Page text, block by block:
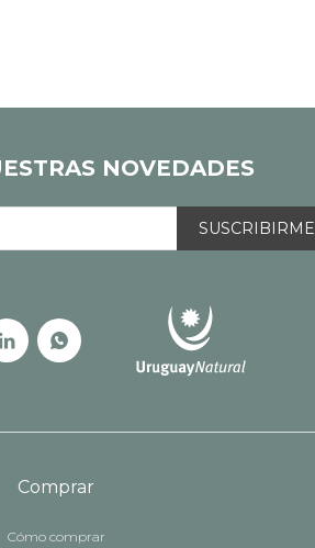
Comprar
Cómo comprar
NOVEDADES
SUSCRIBIRME
 